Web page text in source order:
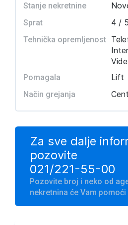
Stanje nekretnine
Sprat 4 / 5
Tehnička opremljenost
Pomagala Lift
Način grejanja
Za sve dalje
pozovite
021/221-55-00
Pozovite broj i neko od
nekretnina će Vam pomoći